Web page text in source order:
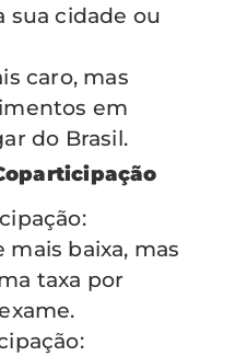
sua cidade ou
caro, mas
em
do Brasil.
mais baixa, mas
taxa por